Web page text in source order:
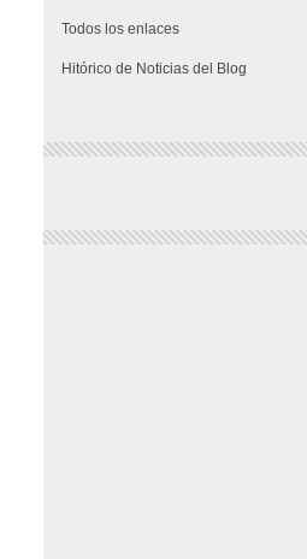
Todos los enlaces
Hitórico de Noticias del Blog